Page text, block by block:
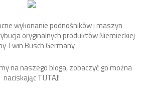
wykonanie podnośników i maszyn
oryginalnych produktów Niemieckiej
Twin Busch Germany
na naszego bloga, zobaczyć go można
naciskającTUTAJ!